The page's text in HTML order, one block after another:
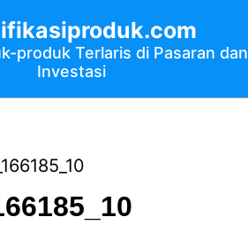
produk Terlaris di Pasaran dan
Investasi